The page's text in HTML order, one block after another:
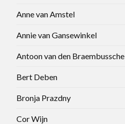
Anne van Amstel
Annie van Gansewinkel
Antoon van den Braembussche
Bert Deben
Bronja Prazdny
Cor Wijn